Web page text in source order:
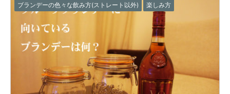
ブランデーの色々な飲み方(ストレート以外) 楽しみ方